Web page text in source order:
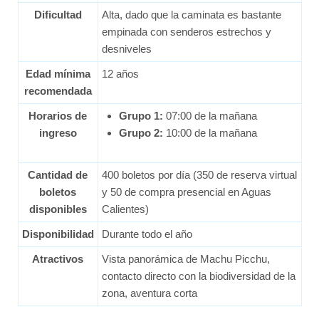
Dificultad
Alta, dado que la caminata es bastante
empinada con senderos estrechos y
desniveles
Edad mínima
recomendada
12 años
Horarios de
ingreso
Grupo 1: 07:00 de la mañana
Grupo 2: 10:00 de la mañana
Cantidad de
boletos
disponibles
400 boletos por día (350 de reserva virtual
y 50 de compra presencial en Aguas
Calientes)
Disponibilidad Durante todo el año
Atractivos
Vista panorámica de Machu Picchu,
contacto directo con la biodiversidad de la
zona, aventura corta